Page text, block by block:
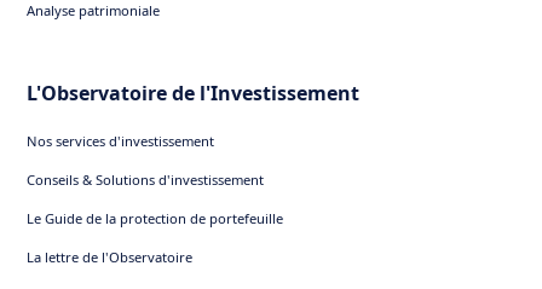
Analyse patrimoniale
L'Observatoire de l'Investissement
Nos services d'investissement
Conseils & Solutions d'investissement
Le Guide de la protection de portefeuille
La lettre de l'Observatoire